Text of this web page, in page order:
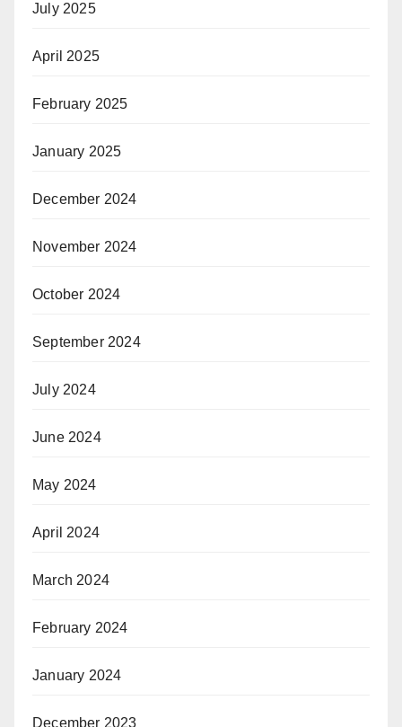
July 2025
April 2025
February 2025
January 2025
December 2024
November 2024
October 2024
September 2024
July 2024
June 2024
May 2024
April 2024
March 2024
February 2024
January 2024
December 2023